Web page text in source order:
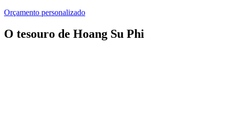
Orçamento personalizado
O tesouro de Hoang Su Phi